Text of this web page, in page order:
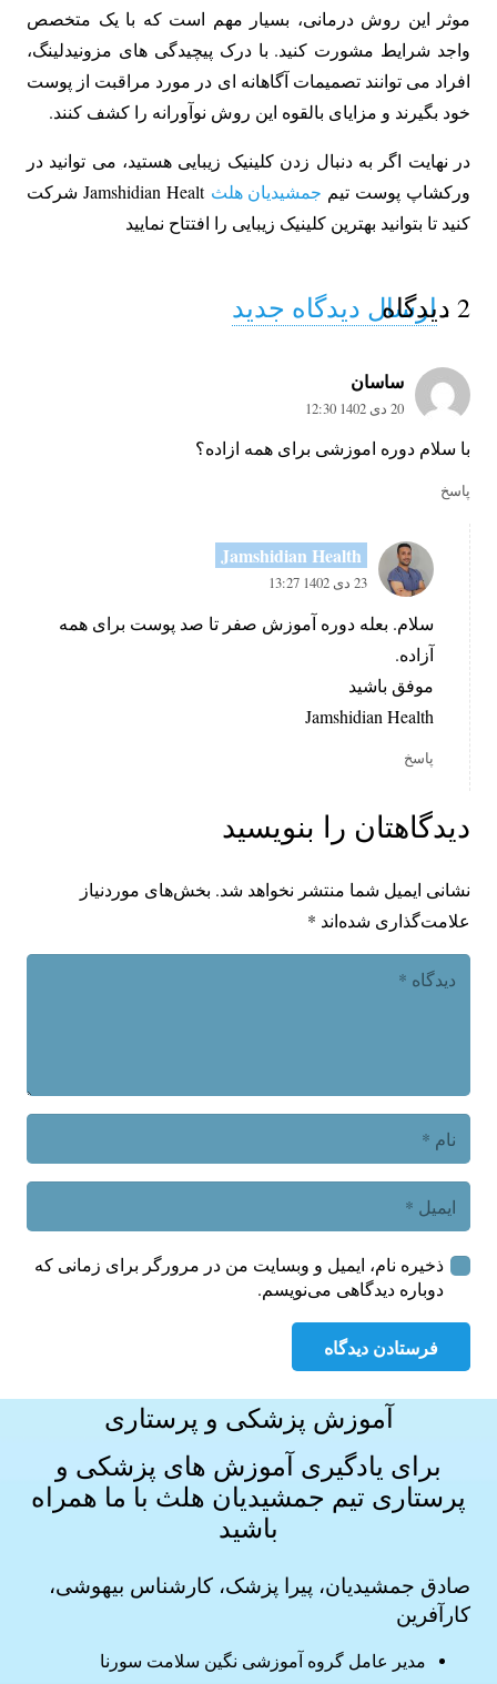
موثر این روش درمانی، بسیار مهم است که با یک متخصص
واجد شرایط مشورت کنید. با درک پیچیدگی های مزونیدلینگ،
افراد می توانند تصمیمات آگاهانه ای در مورد مراقبت از پوست
خود بگیرند و مزایای بالقوه این روش نوآورانه را کشف کنند.
در نهایت اگر به دنبال زدن کلینیک زیبایی هستید، می توانید در
ورکشاپ پوست تیم جمشیدیان هلث
Jamshidian Healt شرکت
کنید تا بتوانید بهترین کلینیک زیبایی را افتتاح نمایید
2 دیدگاه
. ارسال دیدگاه جدید
ساسان
20 دی 1402 12:30
با سلام دوره اموزشی برای همه ازاده؟
پاسخ
Jamshidian Health
23 دی 1402 13:27
سلام. بعله دوره آموزش صفر تا صد پوست برای همه‌
آزاده.
موفق باشید
Jamshidian Health
پاسخ
دیدگاهتان را بنویسید
نشانی ایمیل شما منتشر نخواهد شد. بخش‌های موردنیاز
علامت‌گذاری شده‌اند *
ذخیره نام، ایمیل و وبسایت من در مرورگر برای زمانی که
دوباره دیدگاهی می‌نویسم.
فرستادن دیدگاه
آموزش پزشکی و پرستاری
برای یادگیری آموزش های پزشکی و
پرستاری تیم جمشیدیان هلث با ما همراه
باشید
صادق جمشیدیان، پیرا پزشک، کارشناس بیهوشی،
کارآفرین
مدیر عامل گروه آموزشی نگین سلامت سورنا